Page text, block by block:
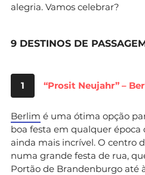
alegria. Vamos celebrar?
9 DESTINOS DE
1 “Prosit Neujahr” –
Berlim é uma ótima opção
boa festa em qualquer época
ainda mais incrível. O centro
numa grande festa de rua,
Portão de Brandenburgo até